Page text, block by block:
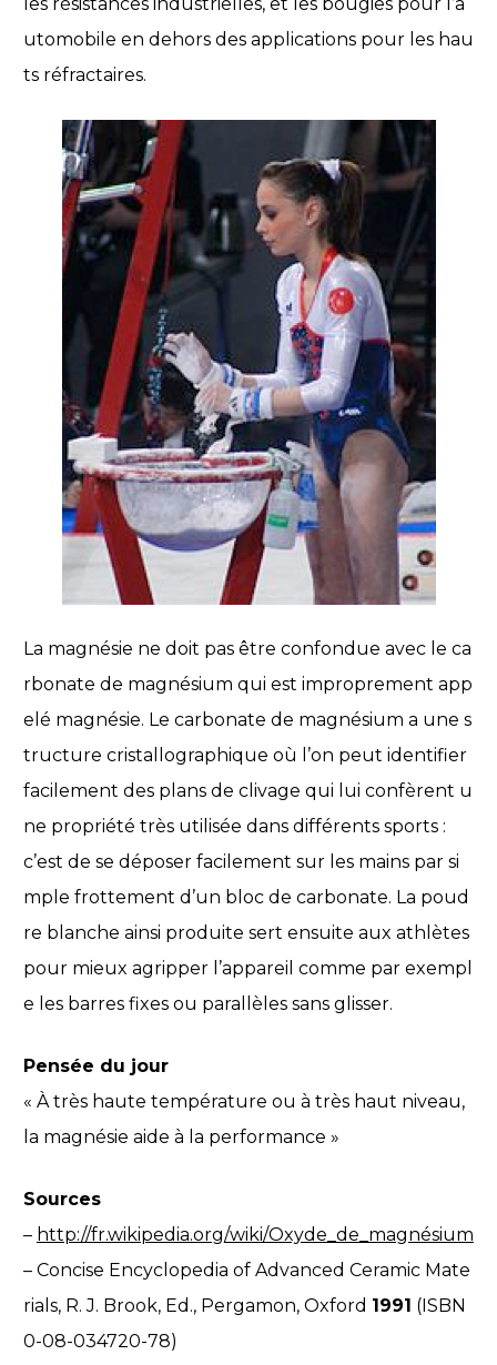
les résistances industrielles, et les bougies pour l’a
utomobile en dehors des applications pour les hau
ts réfractaires.
La magnésie ne doit pas être confondue avec le ca
rbonate de magnésium qui est improprement app
elé magnésie. Le carbonate de magnésium a une s
tructure cristallographique où l’on peut identifier
facilement des plans de clivage qui lui confèrent u
ne propriété très utilisée dans différents sports :
c’est de se déposer facilement sur les mains par si
mple frottement d’un bloc de carbonate. La poud
re blanche ainsi produite sert ensuite aux athlètes
pour mieux agripper l’appareil comme par exempl
e les barres fixes ou parallèles sans glisser.
Pensée du jour
« À très haute température ou à très haut niveau,
la magnésie aide à la performance »
Sources
– http://fr.wikipedia.org/wiki/Oxyde_de_magnésium
– Concise Encyclopedia of Advanced Ceramic Mate
rials, R. J. Brook, Ed., Pergamon, Oxford 1991 (ISBN
0-08-034720-78)